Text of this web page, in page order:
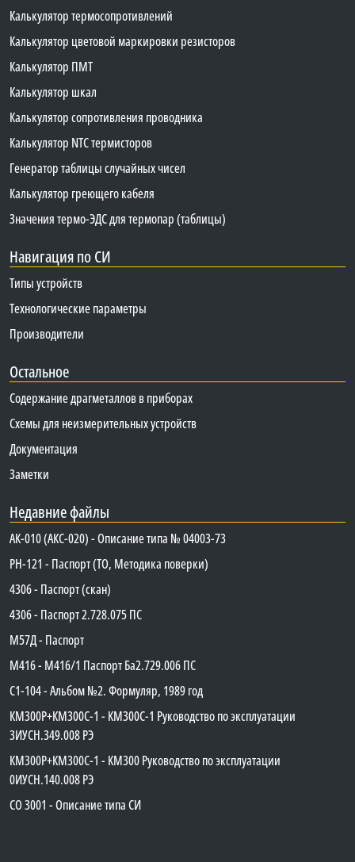
Калькулятор термосопротивлений
Калькулятор цветовой маркировки резисторов
Калькулятор ПМТ
Калькулятор шкал
Калькулятор сопротивления проводника
Калькулятор NTC термисторов
Генератор таблицы случайных чисел
Калькулятор греющего кабеля
Значения термо-ЭДС для термопар (таблицы)
Навигация по СИ
Типы устройств
Технологические параметры
Производители
Остальное
Содержание драгметаллов в приборах
Схемы для неизмерительных устройств
Документация
Заметки
Недавние файлы
АК-010 (АКС-020) - Описание типа № 04003-73
PH-121 - Паспорт (ТО, Методика поверки)
4306 - Паспорт (скан)
4306 - Паспорт 2.728.075 ПС
М57Д - Паспорт
М416 - М416/1 Паспорт Ба2.729.006 ПС
C1-104 - Альбом №2. Формуляр, 1989 год
КМ300Р+КМ300С-1 - КМ300C-1 Руководство по эксплуатации
3ИУСН.349.008 РЭ
КМ300Р+КМ300С-1 - КМ300 Руководство по эксплуатации
0ИУСН.140.008 РЭ
СО 3001 - Описание типа СИ